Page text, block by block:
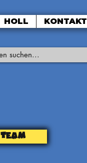
HOLL KONTAKT
TEAM